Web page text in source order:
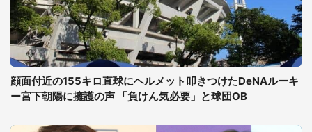
顔面付近の155キロ直球にヘルメット叩きつけたDeNAルーキ
ー宮下朝陽に擁護の声 「負けん気必要」と球団OB